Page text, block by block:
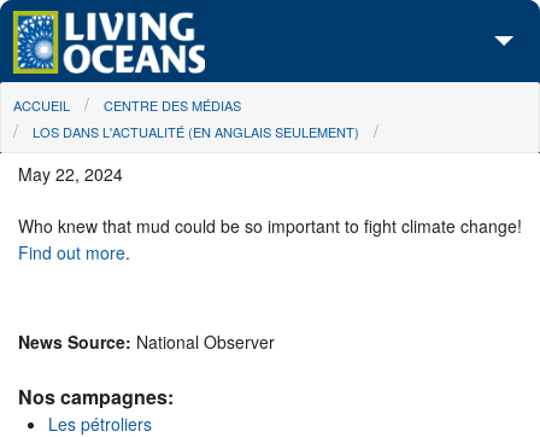
Skip to main content
À propos de nous
Nos campagnes
Centre des Médias
You are here
ACCUEIL
CENTRE DES MÉDIAS
LOS DANS L'ACTUALITÉ (EN ANGLAIS SEULEMENT)
May 22, 2024
Who knew that mud could be so important to fight climate change!
Find out more.
News Source: National Observer
Nos campagnes:
Les pétroliers